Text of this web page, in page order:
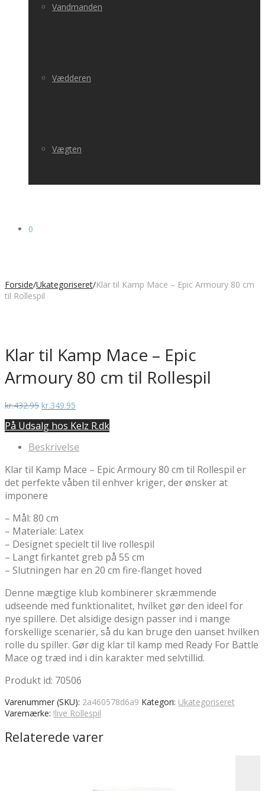
Vandmanden
Vædderen
Vægten
0
Forside/Ukategoriseret/Klar til Kamp Mace – Epic Armoury 80 cm
til Rollespil
Klar til Kamp Mace – Epic
Armoury 80 cm til Rollespil
kr.432.95 Den
pris
kr.432.95.
kr.349.95
pris
kr.349.95.
På Udsalg hos Kelz R.dk
Beskrivelse
Klar til Kamp Mace – Epic Armoury 80 cm til Rollespil er
det perfekte våben til enhver kriger, der ønsker at
imponere
– Mål: 80 cm
– Materiale: Latex
– Designet specielt til live rollespil
– Langt firkantet greb på 55 cm
– Slutningen har en 20 cm fire-flanget hoved
Denne mægtige klub kombinerer skræmmende
udseende med funktionalitet, hvilket gør den ideel for
nye spillere. Det alsidige design passer ind i mange
forskellige scenarier, så du kan bruge den uanset hvilken
rolle du spiller. Gør dig klar til kamp med Ready For Battle
Mace og træd ind i din karakter med selvtillid.
Produkt id: 70506
Varenummer (SKU): 2a460578d6a9 Kategori: Ukategoriseret
Varemærke: !live Rollespil
Relaterede varer